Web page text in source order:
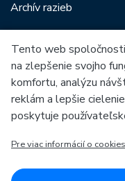
Archív razieb
Medzi našich
Európska únia
OP Podnikanie
Tento web spoločnosti
na zlepšenie svojho
komfortu, analýzu
reklám a lepšie
poskytuje
Pre viac informácií o